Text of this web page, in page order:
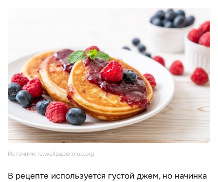
Источник: ru.wallpaper.mob.org
В рецепте используется густой джем, но начинка